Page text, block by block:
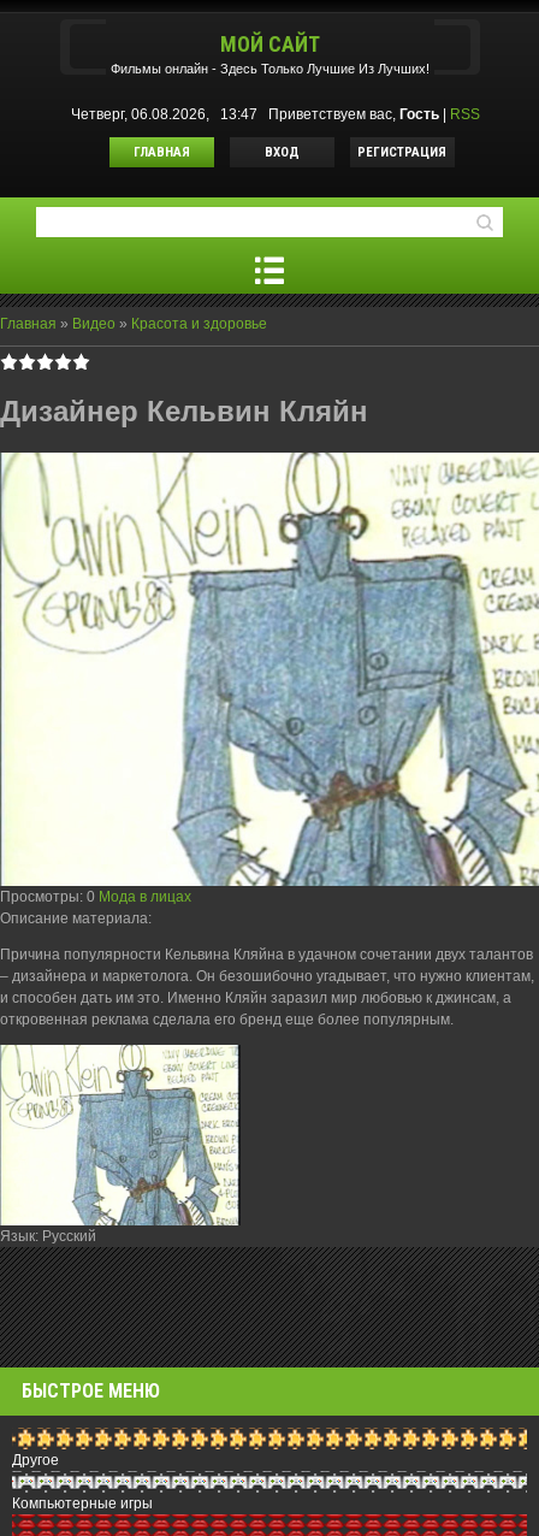
МОЙ САЙТ
Фильмы oнлайн - Здесь Только Лучшие Из Лучших!
Четверг, 06.08.2026, 13:47 Приветствуем вас, Гость RSS
ГЛАВНАЯ ВХОД РЕГИСТРАЦИЯ
Главная » Видео » Красота и здоровье
Дизайнер Кельвин Кляйн
Просмотры: 0 Мода в лицах
Описание материала:
Причина популярности Кельвина Кляйна в удачном сочетании двух талантов
– дизайнера и маркетолога. Он безошибочно угадывает, что нужно клиентам,
и способен дать им это. Именно Кляйн заразил мир любовью к джинсам, а
откровенная реклама сделала его бренд еще более популярным.
Язык: Русский
БЫСТРОЕ МЕНЮ
Другое
Компьютерные игры